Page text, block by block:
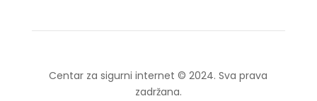
Centar za sigurni internet © 2024. Sva prava
zadržana.